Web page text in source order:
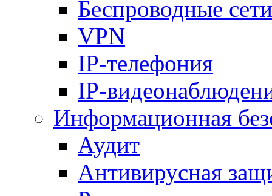
Беспроводные сети
VPN
IP-телефония
IP-
Информационная
Аудит
Антивирусная